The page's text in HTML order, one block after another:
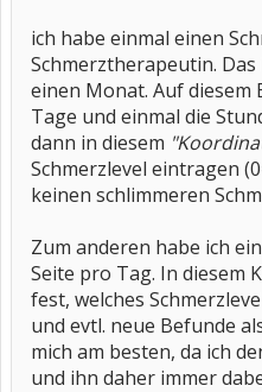
ich habe einmal einen
Schmerztherapeutin.
einen Monat. Auf diesem
Tage und einmal die
dann in diesem
Schmerzlevel eintragen
keinen schlimmeren
Zum anderen habe ich
Seite pro Tag. In diesem
fest, welches
und evtl. neue Befunde
mich am besten, da ich
und ihn daher immer